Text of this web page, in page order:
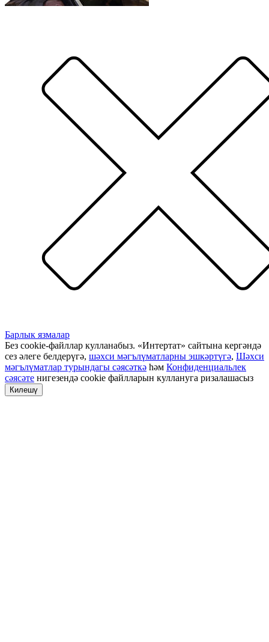
Барлык язмалар
Без cookie-файллар кулланабыз. «Интертат» сайтына кергәндә
сез әлеге белдерүгә, шәхси мәгълүматларны эшкәртүгә, Шәхси
мәгълүматлар турындагы сәясәткә һәм Конфиденциальлек
сәясәте нигезендә cookie файлларын куллануга ризалашасыз
Килешү